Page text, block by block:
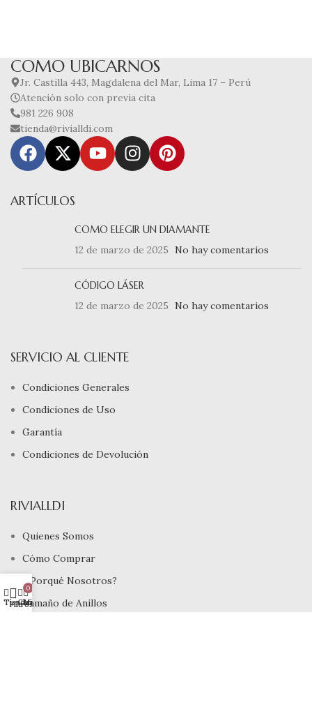
COMO UBICARNOS
Jr. Castilla 443, Magdalena del Mar, Lima 17 – Perú
Atención solo con previa cita
981 226 908
tienda@rivialldi.com
ARTÍCULOS
COMO ELEGIR UN DIAMANTE
12 de marzo de 2025
No hay comentarios
CÓDIGO LÁSER
12 de marzo de 2025
No hay comentarios
SERVICIO AL CLIENTE
Condiciones Generales
Condiciones de Uso
Garantía
Condiciones de Devolución
RIVIALLDI
Quienes Somos
Cómo Comprar
¿ Porqué Nosotros?
Tamaño de Anillos
Tienda
Filtros
0
Carrito
Mi cuenta